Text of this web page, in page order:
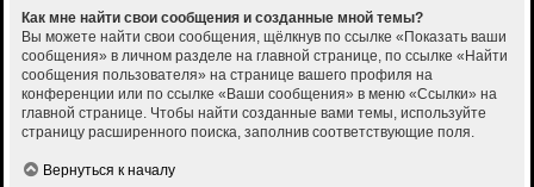
Как мне найти свои сообщения и созданные мной темы?
Вы можете найти свои сообщения, щёлкнув по ссылке «Показать ваши
сообщения» в личном разделе на главной странице, по ссылке «Найти
сообщения пользователя» на странице вашего профиля на
конференции или по ссылке «Ваши сообщения» в меню «Ссылки» на
главной странице. Чтобы найти созданные вами темы, используйте
страницу расширенного поиска, заполнив соответствующие поля.
Вернуться к началу